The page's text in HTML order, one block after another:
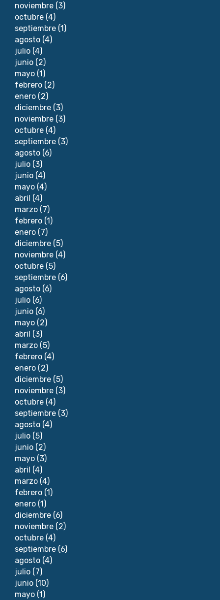
noviembre (3)
octubre (4)
septiembre (1)
agosto (4)
julio (4)
junio (2)
mayo (1)
febrero (2)
enero (2)
diciembre (3)
noviembre (3)
octubre (4)
septiembre (3)
agosto (6)
julio (3)
junio (4)
mayo (4)
abril (4)
marzo (7)
febrero (1)
enero (7)
diciembre (5)
noviembre (4)
octubre (5)
septiembre (6)
agosto (6)
julio (6)
junio (6)
mayo (2)
abril (3)
marzo (5)
febrero (4)
enero (2)
diciembre (5)
noviembre (3)
octubre (4)
septiembre (3)
agosto (4)
julio (5)
junio (2)
mayo (3)
abril (4)
marzo (4)
febrero (1)
enero (1)
diciembre (6)
noviembre (2)
octubre (4)
septiembre (6)
agosto (4)
julio (7)
junio (10)
mayo (1)